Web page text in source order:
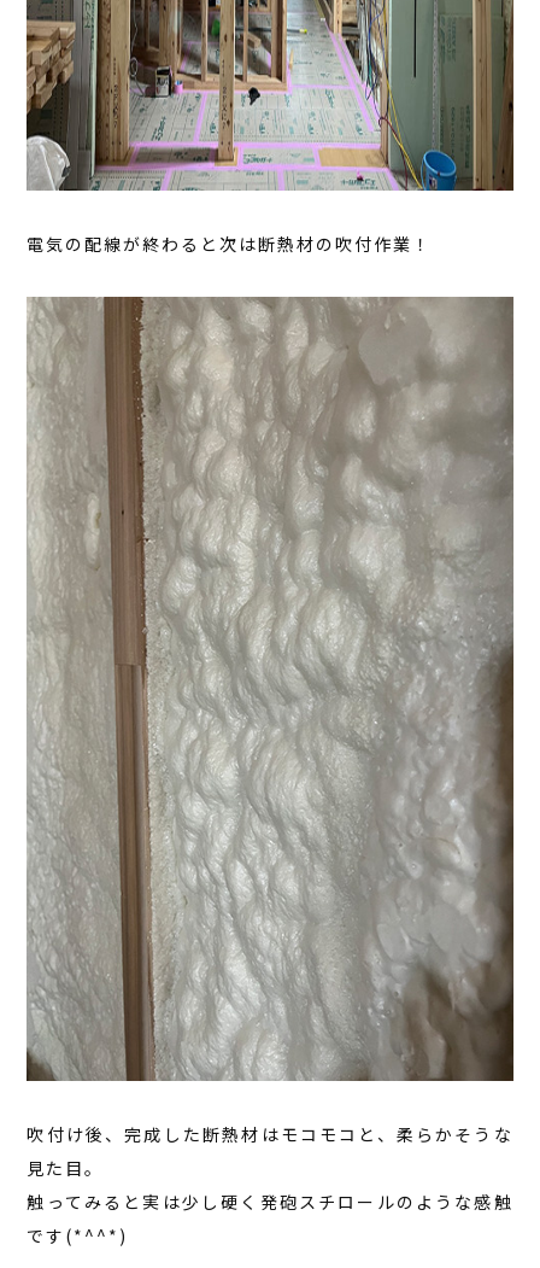
電気の配線が終わると次は断熱材の吹付作業！
吹付け後、完成した断熱材はモコモコと、柔らかそうな
見た目。
触ってみると実は少し硬く発砲スチロールのような感触
です(*^^*)